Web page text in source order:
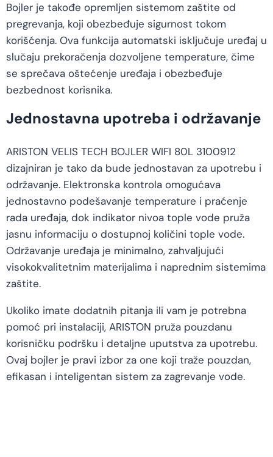
Bojler je takođe opremljen sistemom zaštite od
pregrevanja, koji obezbeđuje sigurnost tokom
korišćenja. Ova funkcija automatski isključuje uređaj u
slučaju prekoračenja dozvoljene temperature, čime
se sprečava oštećenje uređaja i obezbeđuje
bezbednost korisnika.
Jednostavna upotreba i održavanje
ARISTON VELIS TECH BOJLER WIFI 80L 3100912
dizajniran je tako da bude jednostavan za upotrebu i
održavanje. Elektronska kontrola omogućava
jednostavno podešavanje temperature i praćenje
rada uređaja, dok indikator nivoa tople vode pruža
jasnu informaciju o dostupnoj količini tople vode.
Održavanje uređaja je minimalno, zahvaljujući
visokokvalitetnim materijalima i naprednim sistemima
zaštite.
Ukoliko imate dodatnih pitanja ili vam je potrebna
pomoć pri instalaciji, ARISTON pruža pouzdanu
korisničku podršku i detaljne uputstva za upotrebu.
Ovaj bojler je pravi izbor za one koji traže pouzdan,
efikasan i inteligentan sistem za zagrevanje vode.